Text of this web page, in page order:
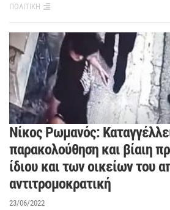
ΠΟΛΙΤΙΚΗ
Νίκος Ρωμανός:
παρακολούθηση και βίαιη
ίδιου και των οικείων του
αντιτρομοκρατική
23/06/2022